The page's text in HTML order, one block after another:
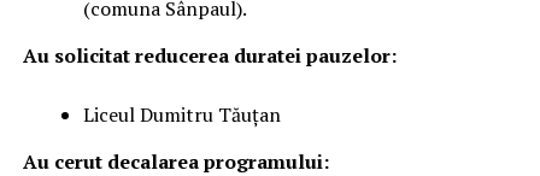
(comuna Sânpaul).
Au solicitat reducerea duratei pauzelor:
Liceul Dumitru Tăuțan
Au cerut decalarea programului: